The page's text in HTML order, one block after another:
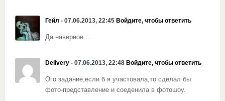
Гейл - 07.06.2013, 22:45 Войдите, чтобы ответить
Да наверное….
Delivery - 07.06.2013, 22:48 Войдите, чтобы ответить
Ого задание,если б я участовала,то сделал бы
фото-представление и соеденила в фотошоу.